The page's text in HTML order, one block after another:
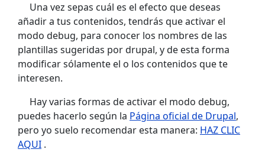
Una vez sepas cuál es el efecto que deseas
añadir a tus contenidos, tendrás que activar el
modo debug, para conocer los nombres de las
plantillas sugeridas por drupal, y de esta forma
modificar sólamente el o los contenidos que te
interesen.
Hay varias formas de activar el modo debug,
puedes hacerlo según la Página oficial de Drupal,
pero yo suelo recomendar esta manera: HAZ CLIC
AQUI .